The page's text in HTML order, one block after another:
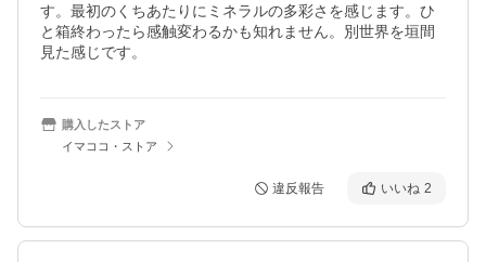
す。最初のくちあたりにミネラルの多彩さを感じます。ひ
と箱終わったら感触変わるかも知れません。別世界を垣間
見た感じです。
購入したストア
イマココ・ストア
違反報告 いいね 2